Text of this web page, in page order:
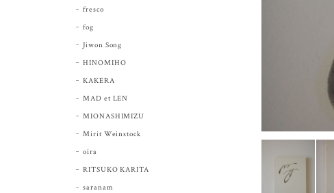
fresco
fog
Jiwon Song
HINOMIHO
KAKERA
MAD et LEN
MIONASHIMIZU
Mirit Weinstock
oira
RITSUKO KARITA
saranam